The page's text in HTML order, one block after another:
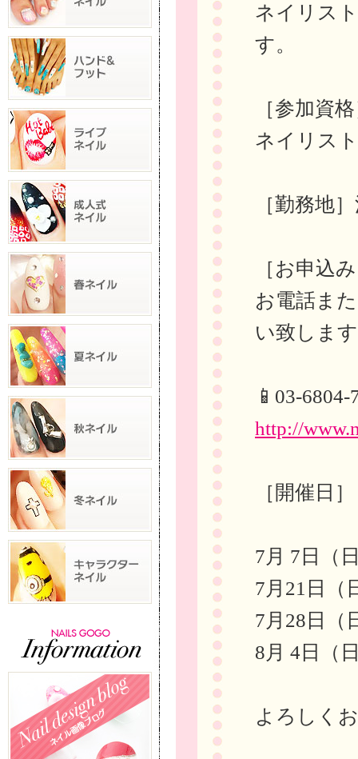
ネイリス
す。
［参加資
ネイリス
［勤務地
［お申込
お電話ま
い致しま
📱03-6804-
http://
［開催日］
7月 7日（
7月21日（
7月28日（
8月 4日（
よろしく